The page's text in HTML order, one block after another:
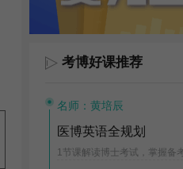
考博好课推荐
名师：黄培辰
医博英语全规划
1节课解读博士考试，掌握备